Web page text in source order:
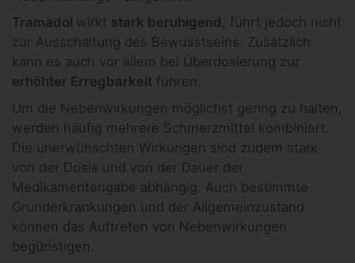
Tramadol wirkt stark beruhigend , führt jedoch nicht
zur Ausschaltung des Bewusstseins. Zusätzlich
kann es auch vor allem bei Überdosierung zur
erhöhter Erregbarkeit führen.
Um die Nebenwirkungen möglichst gering zu halten,
werden häufig mehrere Schmerzmittel kombiniert.
Die unerwünschten Wirkungen sind zudem stark
von der Dosis und von der Dauer der
Medikamentengabe abhängig. Auch bestimmte
Grunderkrankungen und der Allgemeinzustand
können das Auftreten von Nebenwirkungen
begünstigen.